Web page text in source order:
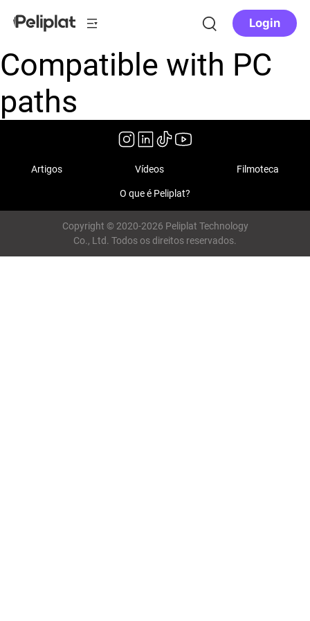
Login
Compatible with PC
paths
Artigos Vídeos Filmoteca
O que é Peliplat?
Copyright © 2020-2026 Peliplat Technology
Co., Ltd. Todos os direitos reservados.